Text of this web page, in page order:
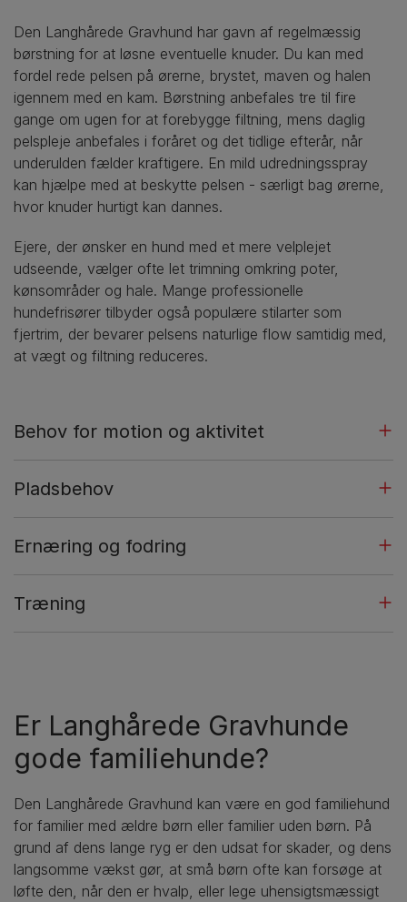
Den Langhårede Gravhund har gavn af regelmæssig
børstning for at løsne eventuelle knuder. Du kan med
fordel rede pelsen på ørerne, brystet, maven og halen
igennem med en kam. Børstning anbefales tre til fire
gange om ugen for at forebygge filtning, mens daglig
pelspleje anbefales i foråret og det tidlige efterår, når
underulden fælder kraftigere. En mild udredningsspray
kan hjælpe med at beskytte pelsen - særligt bag ørerne,
hvor knuder hurtigt kan dannes.
Ejere, der ønsker en hund med et mere velplejet
udseende, vælger ofte let trimning omkring poter,
kønsområder og hale. Mange professionelle
hundefrisører tilbyder også populære stilarter som
fjertrim, der bevarer pelsens naturlige flow samtidig med,
at vægt og filtning reduceres.
Behov for motion og aktivitet
Pladsbehov
Ernæring og fodring
Træning
Er Langhårede Gravhunde
gode familiehunde?
Den Langhårede Gravhund kan være en god familiehund
for familier med ældre børn eller familier uden børn. På
grund af dens lange ryg er den udsat for skader, og dens
langsomme vækst gør, at små børn ofte kan forsøge at
løfte den, når den er hvalp, eller lege uhensigtsmæssigt